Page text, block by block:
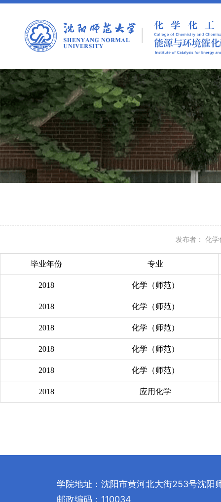
发布者： 化学
毕业年份 专业
2018 化学（师范）
2018 化学（师范）
2018 化学（师范）
2018 化学（师范）
2018 化学（师范）
2018 应用化学
学院地址：沈阳市黄河北大街253号沈阳
邮政编码：110034